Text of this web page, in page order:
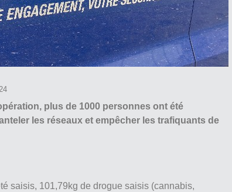
plus de 1000 personnes ont été
les réseaux et empêcher les trafiquants de
saisis, 101,79kg de drogue saisis (cannabis,